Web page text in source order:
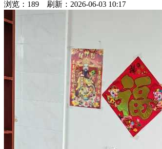
浏览：189 刷新：2026-06-03 10:17